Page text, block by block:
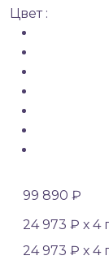
Цвет :
99 890 ₽
24 973 ₽ х 4
24 973 ₽ х 4